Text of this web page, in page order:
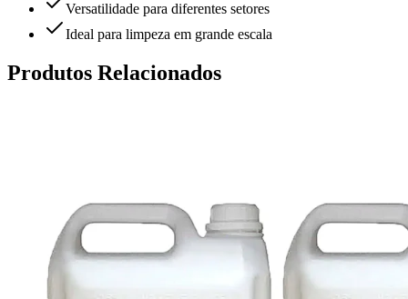
Versatilidade para diferentes setores
Ideal para limpeza em grande escala
Produtos Relacionados